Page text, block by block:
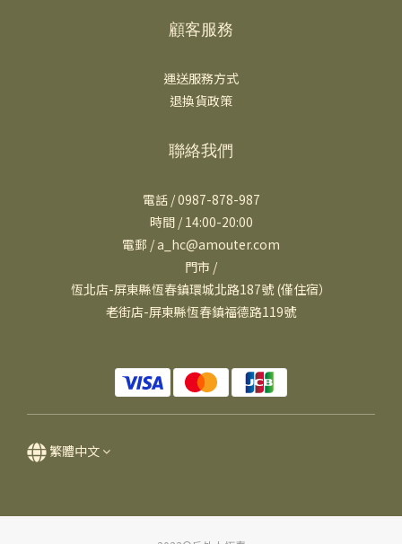
顧客服務
運送服務方式
退換貨政策
聯絡我們
電話 / 0987-878-987
時間 / 14:00-20:00
電郵 / a_hc@amouter.com
門市 /
恆北店-屏東縣恆春鎮環城北路187號 (僅住宿）
老街店-屏東縣恆春鎮福德路119號
繁體中文